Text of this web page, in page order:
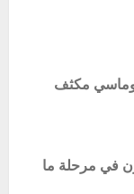
مكثف
في مرحلة ما